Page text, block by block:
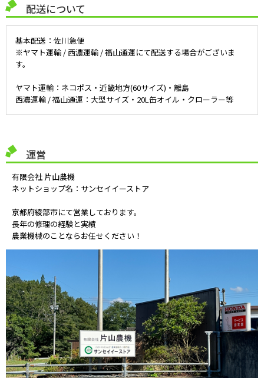
配送について
基本配送：佐川急便
※ヤマト運輸 / 西濃運輸 / 福山通運にて配送する場合がございま
す。
ヤマト運輸：ネコポス・近畿地方(60サイズ)・離島
西濃運輸 / 福山通運：大型サイズ・20L缶オイル・クローラー等
運営
有限会社 片山農機
ネットショップ名：サンセイイーストア
京都府綾部市にて営業しております。
長年の修理の経験と実績
農業機械のことならお任せください！